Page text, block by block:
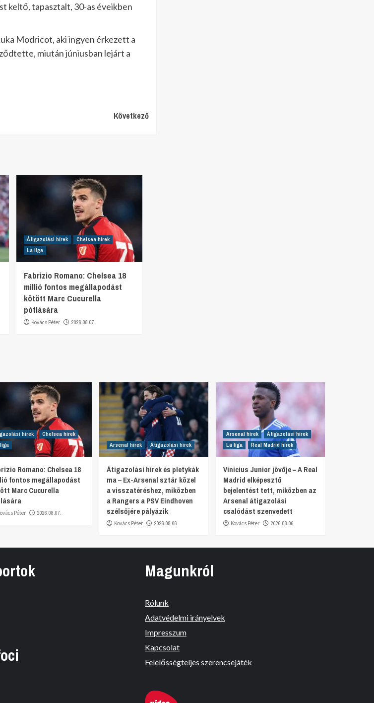
keltő, tapasztalt, 30-as éveikben
Modricot, aki ingyen érkezett a
miután júniusban lejárt a
Következő
Átigazolási hírek
Chelsea hírek
La liga
Fabrizio Romano: Chelsea 18
millió fontos megállapodást
kötött Marc Cucurella
pótlására
Kovács Péter 2026.08.07.
hírek
Chelsea hírek
Romano: Chelsea 18
fontos megállapodást
Marc Cucurella
Péter 2026.08.07.
Arsenal hírek Átigazolási hírek
Átigazolási hírek és pletykák
ma – Ex-Arsenal sztár közel
a visszatéréshez, miközben
a Rangers a PSV Eindhoven
szélsőjére pályázik
Kovács Péter 2026.08.06.
Arsenal hírek
Átigazolási hírek
La liga
Real Madrid hírek
Vinicius Junior jövője – A Real
Madrid elképesztő
bejelentést tett, miközben az
Arsenal átigazolási
csalódást szenvedett
Kovács Péter 2026.08.06.
Magunkról
Rólunk
Adatvédelmi irányelvek
Impresszum
Kapcsolat
Felelősségteljes szerencsejáték